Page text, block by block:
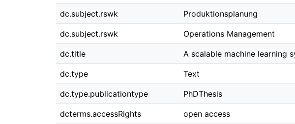
dc.subject.rswk Produktionsplanung
dc.subject.rswk Operations Management
dc.title A scalable machine learning
dc.type Text
dc.type.publicationtype PhDThesis
dcterms.accessRights open access